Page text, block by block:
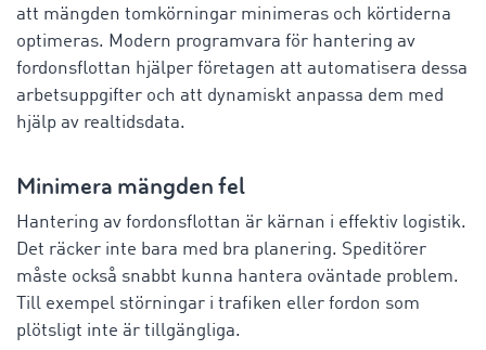
att mängden tomkörningar minimeras och körtiderna
optimeras. Modern programvara för hantering av
fordonsflottan hjälper företagen att automatisera dessa
arbetsuppgifter och att dynamiskt anpassa dem med
hjälp av realtidsdata.
Minimera mängden fel
Hantering av fordonsflottan är kärnan i effektiv logistik.
Det räcker inte bara med bra planering. Speditörer
måste också snabbt kunna hantera oväntade problem.
Till exempel störningar i trafiken eller fordon som
plötsligt inte är tillgängliga.